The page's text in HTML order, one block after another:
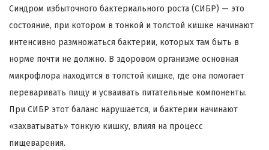
Синдром избыточного бактериального роста (СИБР) — это
состояние, при котором в тонкой и толстой кишке начинают
интенсивно размножаться бактерии, которых там быть в
норме почти не должно. В здоровом организме основная
микрофлора находится в толстой кишке, где она помогает
переваривать пищу и усваивать питательные компоненты.
При СИБР этот баланс нарушается, и бактерии начинают
«захватывать» тонкую кишку, влияя на процесс
пищеварения.